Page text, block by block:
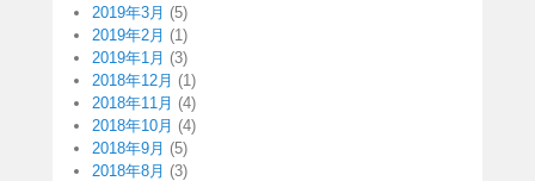
2019年3月 (5)
2019年2月 (1)
2019年1月 (3)
2018年12月 (1)
2018年11月 (4)
2018年10月 (4)
2018年9月 (5)
2018年8月 (3)